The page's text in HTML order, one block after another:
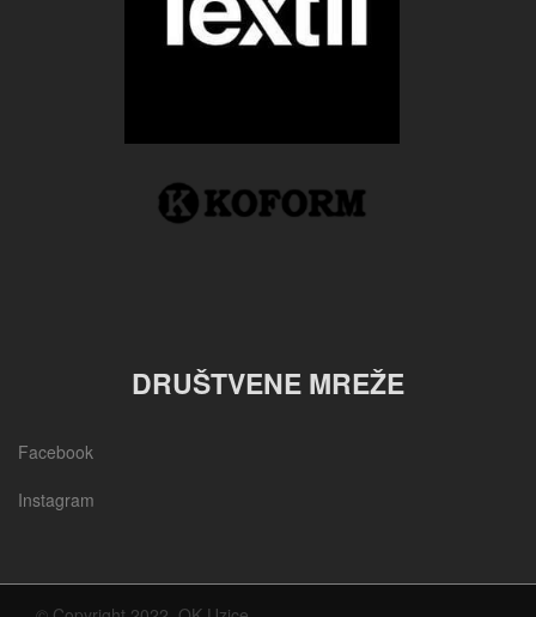
DRUŠTVENE MREŽE
Facebook
Instagram